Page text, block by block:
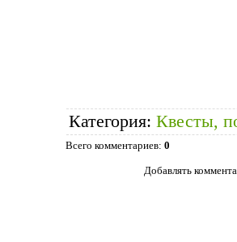
Категория: Квесты,
Всего комментариев: 0
Добавлять